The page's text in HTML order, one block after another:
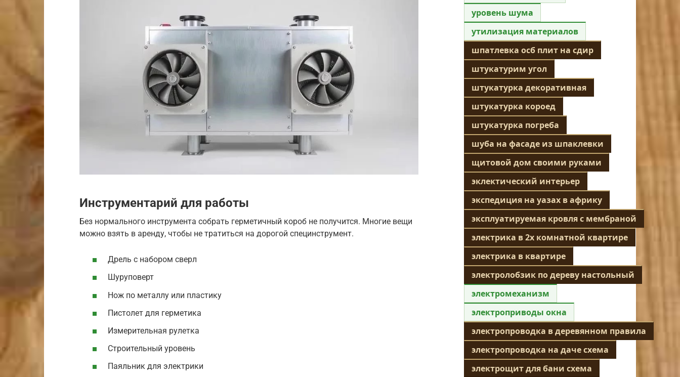
Инструментарий для работы
Без нормального инструмента собрать герметичный короб не получится. Многие вещи
можно взять в аренду, чтобы не тратиться на дорогой специнструмент.
Дрель с набором сверл
Шуруповерт
Нож по металлу или пластику
Пистолет для герметика
Измерительная рулетка
Строительный уровень
Паяльник для электрики
уровень шума
утилизация материалов
шпатлевка осб плит на сдир
штукатурим угол
штукатурка декоративная
штукатурка короед
штукатурка погреба
шуба на фасаде из шпаклевки
щитовой дом своими руками
эклектический интерьер
экспедиция на уазах в африку
эксплуатируемая кровля с мембраной
электрика в 2х комнатной квартире
электрика в квартире
электролобзик по дереву настольный
электромеханизм
электроприводы окна
электропроводка в деревянном правила
электропроводка на даче схема
электрощит для бани схема